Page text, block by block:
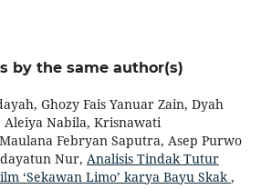
by the same author(s)
Ghozy Fais Yanuar Zain, Dyah
Aleiya Nabila, Krisnawati
Febryan Saputra, Asep Purwo
Nur, Analisis Tindak Tutur
‘Sekawan Limo’ karya Bayu Skak,